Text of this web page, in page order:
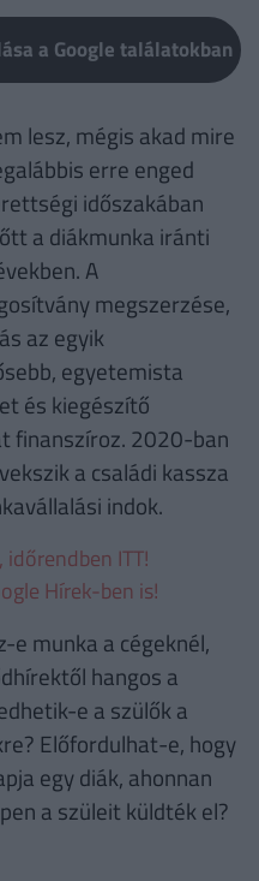
a Google találatokban
lesz, mégis akad mire
erre enged
időszakában
a diákmunka iránti
A
megszerzése,
az egyik
egyetemista
és kiegészítő
finanszíroz. 2020-ban
a családi kassza
indok.
ITT!
Hírek-ben is!
e munka a cégeknél,
hangos a
e a szülők a
Előfordulhat-e, hogy
egy diák, ahonnan
a szüleit küldték el?